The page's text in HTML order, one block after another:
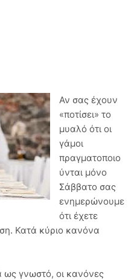
Αν σας έχουν
«ποτίσει» το
μυαλό ότι οι
γάμοι
πραγματοποιο
ύνται μόνο
Σάββατο σας
ενημερώνουμε
ότι έχετε
Κατά κύριο κανόνα
ως γνωστό, οι κανόνες